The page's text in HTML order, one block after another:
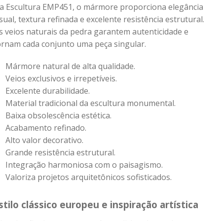
Escultura EMP451, o mármore proporciona elegância
textura refinada e excelente resistência estrutural.
veios naturais da pedra garantem autenticidade e
cada conjunto uma peça singular.
Mármore natural de alta qualidade.
Veios exclusivos e irrepetíveis.
Excelente durabilidade.
Material tradicional da escultura monumental.
Baixa obsolescência estética.
Acabamento refinado.
Alto valor decorativo.
Grande resistência estrutural.
Integração harmoniosa com o paisagismo.
Valoriza projetos arquitetônicos sofisticados.
clássico europeu e inspiração artística